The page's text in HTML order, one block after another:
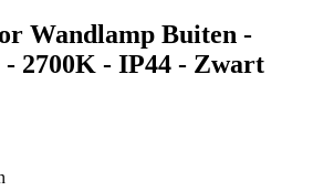
Wandlamp Buiten -
- 2700K - IP44 - Zwart